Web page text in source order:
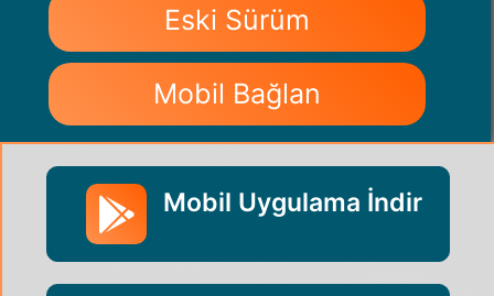
Eski Sürüm
Mobil Bağlan
Mobil Uygulama İndir